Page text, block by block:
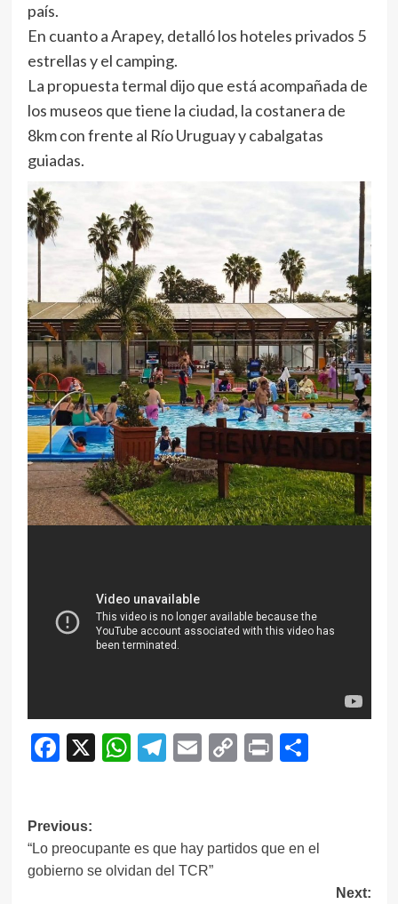
país.
En cuanto a Arapey, detalló los hoteles privados 5
estrellas y el camping.
La propuesta termal dijo que está acompañada de
los museos que tiene la ciudad, la costanera de
8km con frente al Río Uruguay y cabalgatas
guiadas.
Facebook
X WhatsApp
Telegram
EmailCopy
Print
Navegación
de
entradas
Previous:
“Lo preocupante es que hay partidos que en el
gobierno se olvidan del TCR”
Next: